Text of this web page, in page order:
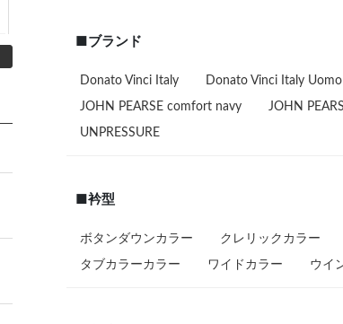
■ブランド
Donato Vinci Italy Donato Vinci Italy Uomo
JOHN PEARSE comfort navy JOHN
UNPRESSURE
■衿型
ボタンダウンカラー クレリックカラー
タブカラーカラー ワイドカラー ウイ